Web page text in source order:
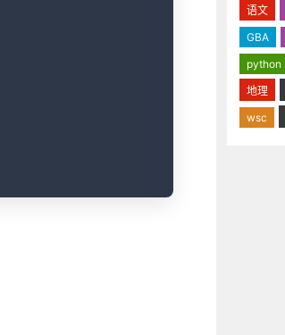
语文
GBA
python
地理
wsc